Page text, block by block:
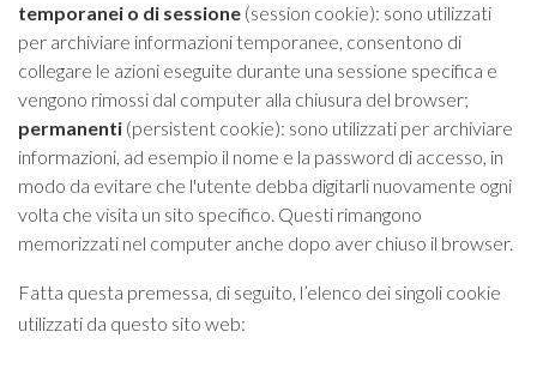
temporanei o di sessione (session cookie): sono utilizzati
per archiviare informazioni temporanee, consentono di
collegare le azioni eseguite durante una sessione specifica e
vengono rimossi dal computer alla chiusura del browser;
permanenti (persistent cookie): sono utilizzati per archiviare
informazioni, ad esempio il nome e la password di accesso, in
modo da evitare che l'utente debba digitarli nuovamente ogni
volta che visita un sito specifico. Questi rimangono
memorizzati nel computer anche dopo aver chiuso il browser.
Fatta questa premessa, di seguito, l’elenco dei singoli cookie
utilizzati da questo sito web: